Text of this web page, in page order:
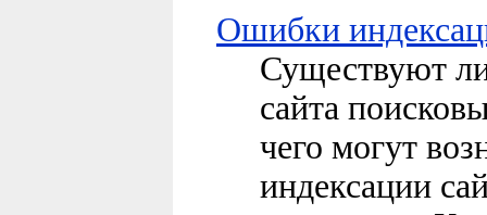
Ошибки
Существуют
сайта
чего могут
индексации